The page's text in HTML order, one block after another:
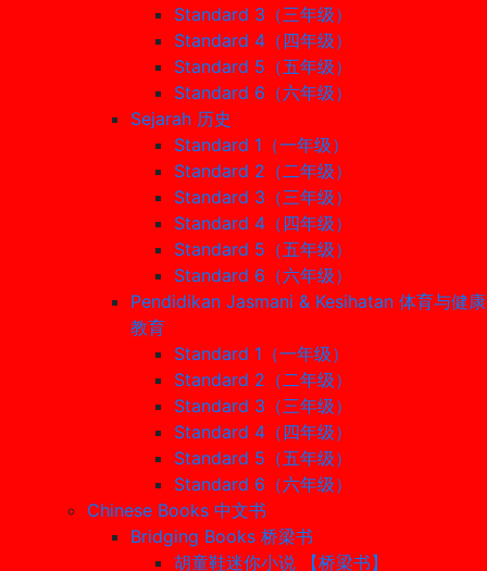
Standard 3（三年级）
Standard 4（四年级）
Standard 5（五年级）
Standard 6（六年级）
Sejarah 历史
Standard 1（一年级）
Standard 2（二年级）
Standard 3（三年级）
Standard 4（四年级）
Standard 5（五年级）
Standard 6（六年级）
Pendidikan Jasmani & Kesihatan 体育与健康
教育
Standard 1（一年级）
Standard 2（二年级）
Standard 3（三年级）
Standard 4（四年级）
Standard 5（五年级）
Standard 6（六年级）
Chinese Books 中文书
Bridging Books 桥梁书
胡童鞋迷你小说 【桥梁书】